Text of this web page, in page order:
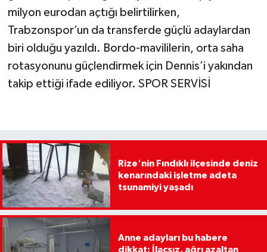
milyon eurodan açtığı belirtilirken,
Trabzonspor’un da transferde güçlü adaylardan
biri olduğu yazıldı. Bordo-mavililerin, orta saha
rotasyonunu güçlendirmek için Dennis’i yakından
takip ettiği ifade ediliyor. SPOR SERVİSİ
Rize'nin Fındıklı ilçesinde deniz
kenarındaki işletme adeta
tsunamiyi yaşadı
Anne adayları bu habere
dikkat: İlaçsız, ağrı azaltan